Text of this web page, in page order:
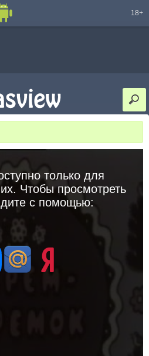
18+
только для
Чтобы просмотреть
с помощью: